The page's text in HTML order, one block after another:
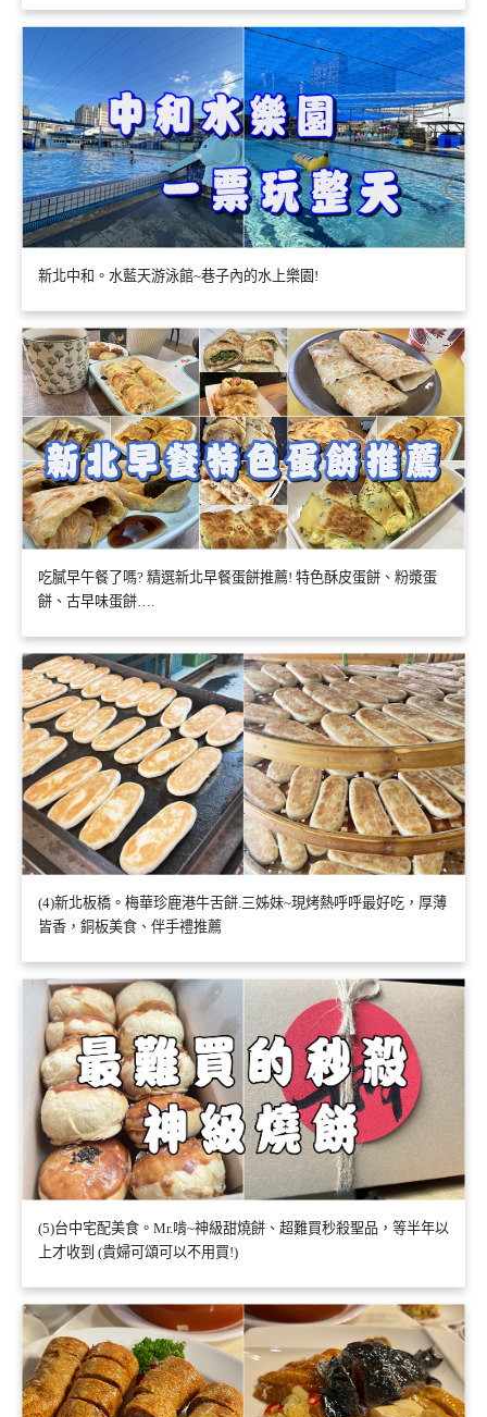
新北中和。水藍天游泳館~巷子內的水上樂園!
吃膩早午餐了嗎? 精選新北早餐蛋餅推薦! 特色酥皮蛋餅、粉漿蛋
餅、古早味蛋餅….
(4)新北板橋。梅華珍鹿港牛舌餅.三姊妹~現烤熱呼呼最好吃，厚薄
皆香，銅板美食、伴手禮推薦
(5)台中宅配美食。Mr.啃~神級甜燒餅、超難買秒殺聖品，等半年以
上才收到 (貴婦可頌可以不用買!)